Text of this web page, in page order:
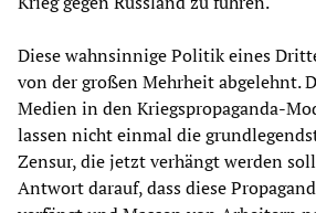
Diese wahnsinnige Politik eines
von der großen Mehrheit abgelehnt.
Medien in den Kriegspropaganda-
lassen nicht einmal die
Zensur, die jetzt verhängt werden
Antwort darauf, dass diese